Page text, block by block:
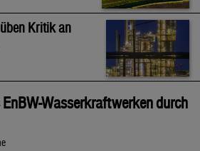
Kritik an
Wasserkraftwerken durch